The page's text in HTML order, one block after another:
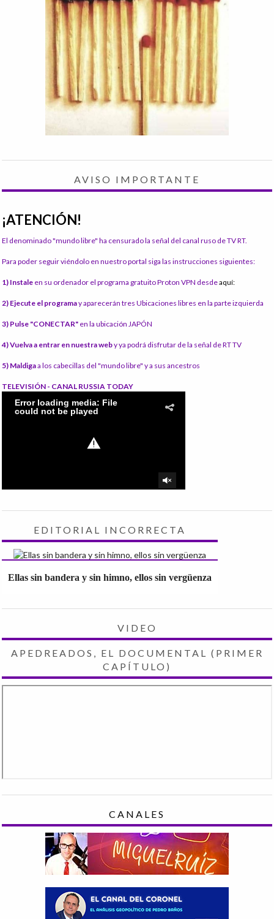
AVISO IMPORTANTE
¡ATENCIÓN!
El denominado "mundo libre" ha censurado la señal del canal ruso de TV RT.
Para poder seguir viéndolo en nuestro portal siga las instrucciones siguientes:
1) Instale en su ordenador el programa gratuito Proton VPN desdeaquí:
2) Ejecute el programay aparecerán tres Ubicaciones libres en la parte izquierda
3) Pulse "CONECTAR" en la ubicación JAPÓN
4) Vuelva a entrar en nuestra weby ya podrá disfrutar de la señal de RT TV
5) Maldigaa los cabecillas del "mundo libre" y a sus ancestros
TELEVISIÓN - CANAL RUSSIA TODAY
EDITORIAL INCORRECTA
Ellas sin bandera y sin himno, ellos sin vergüenza
VIDEO
APEDREADOS, EL DOCUMENTAL (PRIMER
CAPÍTULO)
CANALES